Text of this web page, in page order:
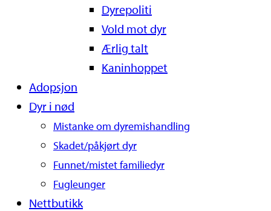
Dyrepoliti
Vold mot dyr
Ærlig talt
Kaninhoppet
Adopsjon
Dyr i nød
Mistanke om dyremishandling
Skadet/påkjørt dyr
Funnet/mistet familiedyr
Fugleunger
Nettbutikk